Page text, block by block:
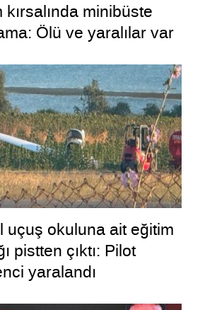
kırsalında minibüste
Ölü ve yaralılar var
uçuş okuluna ait eğitim
pistten çıktı: Pilot
yaralandı